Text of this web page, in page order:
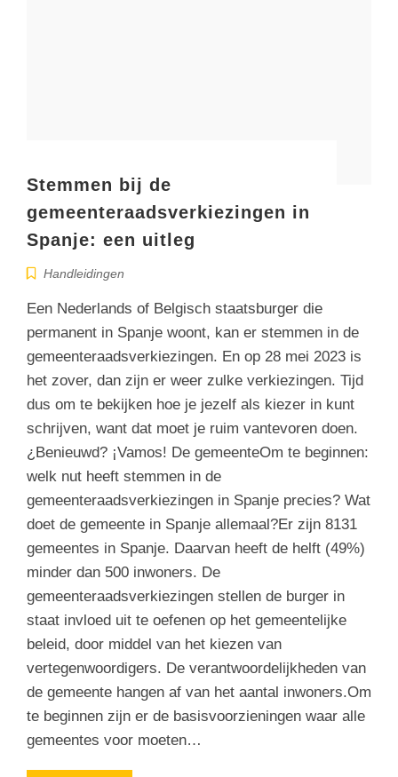
Stemmen bij de
gemeenteraadsverkiezingen in
Spanje: een uitleg
Handleidingen
Een Nederlands of Belgisch staatsburger die
permanent in Spanje woont, kan er stemmen in de
gemeenteraadsverkiezingen. En op 28 mei 2023 is
het zover, dan zijn er weer zulke verkiezingen. Tijd
dus om te bekijken hoe je jezelf als kiezer in kunt
schrijven, want dat moet je ruim vantevoren doen.
¿Benieuwd? ¡Vamos! De gemeenteOm te beginnen:
welk nut heeft stemmen in de
gemeenteraadsverkiezingen in Spanje precies? Wat
doet de gemeente in Spanje allemaal?Er zijn 8131
gemeentes in Spanje. Daarvan heeft de helft (49%)
minder dan 500 inwoners. De
gemeenteraadsverkiezingen stellen de burger in
staat invloed uit te oefenen op het gemeentelijke
beleid, door middel van het kiezen van
vertegenwoordigers. De verantwoordelijkheden van
de gemeente hangen af van het aantal inwoners.Om
te beginnen zijn er de basisvoorzieningen waar alle
gemeentes voor moeten…